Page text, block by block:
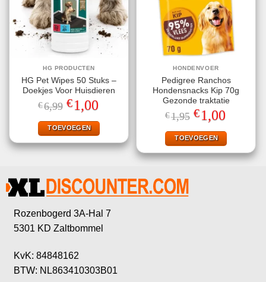
HG PRODUCTEN
HG Pet Wipes 50 Stuks –
Doekjes Voor Huisdieren
€6,99 Oorspronkelijke
prijs
was:
€6,99.
€1,00
is:
€1,00.
TOEVOEGEN
HONDENVOER
Pedigree Ranchos
Hondensnacks Kip 70g
Gezonde traktatie
€1,95 Oorspronkelijke
prijs
was:
€1,95.
€1,00
is:
€1,00.
TOEVOEGEN
Rozenbogerd 3A-Hal 7
5301 KD Zaltbommel
KvK: 84848162
BTW: NL863410303B01